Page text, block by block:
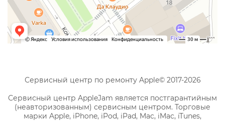
Сервисный центр по ремонту Apple© 2017-2026
Сервисный центр AppleJam является постгарантийным
(неавторизованным) сервисным центром. Торговые
марки Apple, iPhone, iPod, iPad, Mac, iMac, iTunes,